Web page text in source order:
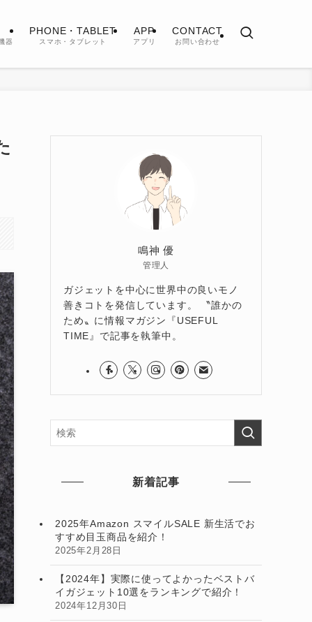
器
PHONE・TABLET
スマホ・タブレット
APP
アプリ
CONTACT
お問い合わせ
鳴神 優
管理人
ガジェットを中心に世界中の良いモノ
善きコトを発信しています。 〝誰かの
ため〟に情報マガジン『USEFUL
TIME』で記事を執筆中。
新着記事
2025年Amazon スマイルSALE 新生活でお
すすめ目玉商品を紹介！
2025年2月28日
【2024年】実際に使ってよかったベストバ
イガジェット10選をランキングで紹介！
2024年12月30日